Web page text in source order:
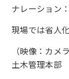
ナレーション：
現場では省人
（映像：カメ
土木管理本部